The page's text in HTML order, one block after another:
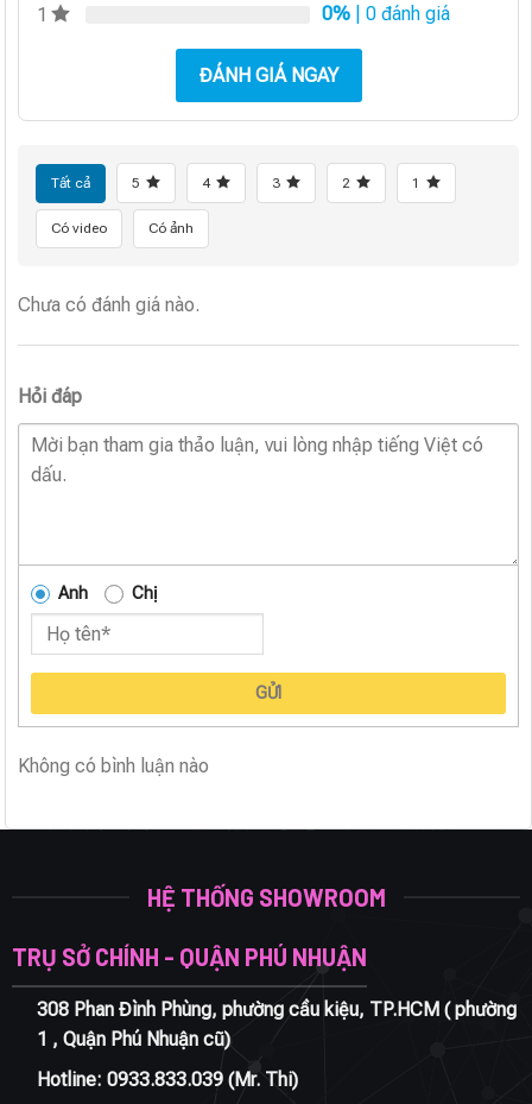
1
0% | 0 đánh giá
ĐÁNH GIÁ NGAY
Tất cả 5 4 3 2 1
Có video Có ảnh
Chưa có đánh giá nào.
Hỏi đáp
Anh Chị
GỬI
Không có bình luận nào
HỆ THỐNG SHOWROOM
TRỤ SỞ CHÍNH - QUẬN PHÚ NHUẬN
308 Phan Đình Phùng, phường cầu kiệu, TP.HCM ( phường
1 , Quận Phú Nhuận cũ)
Hotline: 0933.833.039(Mr. Thi)